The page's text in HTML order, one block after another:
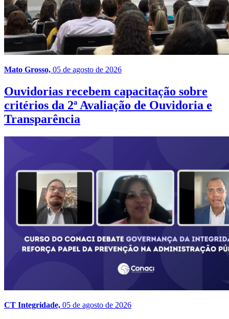
Mato Grosso, 05 de agosto de 2026
Ouvidorias recebem capacitação sobre
critérios da 2ª Avaliação de Ouvidoria e
Transparência
CT Integridade, 05 de agosto de 2026